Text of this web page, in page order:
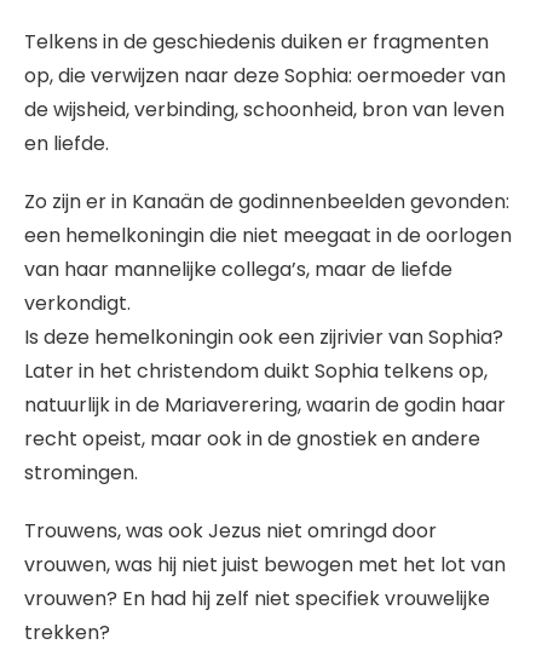
Telkens in de geschiedenis duiken er fragmenten
op, die verwijzen naar deze Sophia: oermoeder van
de wijsheid, verbinding, schoonheid, bron van leven
en liefde.
Zo zijn er in Kanaän de godinnenbeelden gevonden:
een hemelkoningin die niet meegaat in de oorlogen
van haar mannelijke collega’s, maar de liefde
verkondigt.
Is deze hemelkoningin ook een zijrivier van Sophia?
Later in het christendom duikt Sophia telkens op,
natuurlijk in de Mariaverering, waarin de godin haar
recht opeist, maar ook in de gnostiek en andere
stromingen.
Trouwens, was ook Jezus niet omringd door
vrouwen, was hij niet juist bewogen met het lot van
vrouwen? En had hij zelf niet specifiek vrouwelijke
trekken?